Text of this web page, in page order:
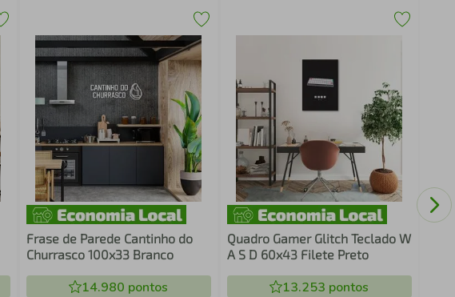
Frase de Parede Cantinho do
Churrasco 100x33 Branco
14.980 pontos
Quadro Gamer Glitch Teclado W
A S D 60x43 Filete Preto
13.253 pontos